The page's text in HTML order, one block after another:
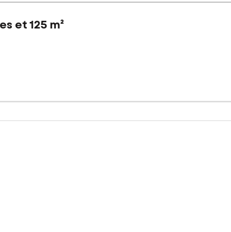
et 125 m²
cette maison située à Rochefort, dans un
d’une salle de bain.
d’une dépendance indépendante équipée en eau